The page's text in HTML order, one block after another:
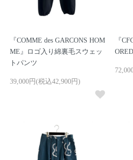
『COMME des GARCONS HOM
ME』ロゴ入り綿裏毛スウェッ
トパンツ
39,000円(税込42,900円)
『